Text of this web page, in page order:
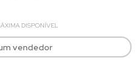
DISPONÍVEL
vendedor